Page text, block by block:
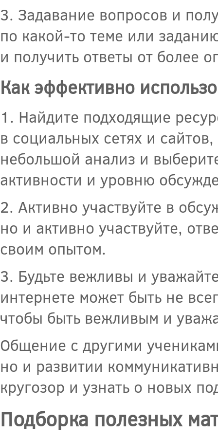
3. Задавание вопросов и
по какой-то теме или
и получить ответы от более
Как эффективно
1. Найдите подходящие
в социальных сетях и
небольшой анализ и
активности и уровню
2. Активно участвуйте в
но и активно участвуйте,
своим опытом.
3. Будьте вежливы и
интернете может быть не
чтобы быть вежливым и
Общение с другими
но и развитии
кругозор и узнать о новых
Подборка полезных